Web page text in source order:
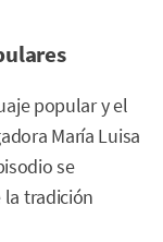
popular y el
María Luisa
se
la tradición